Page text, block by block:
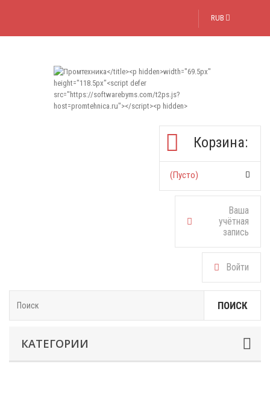
RUB
Корзина:
(пусто)
Ваша
учётная
запись
Войти
ПОИСК
КАТЕГОРИИ